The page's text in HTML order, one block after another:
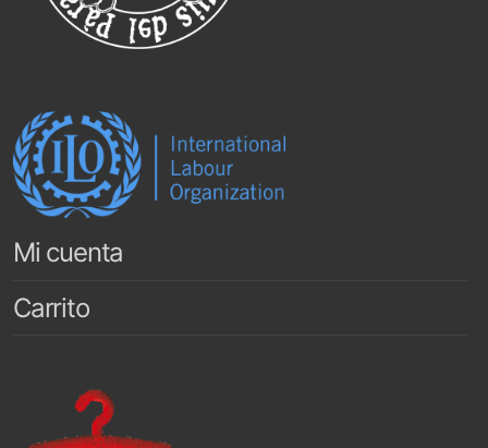
Mi cuenta
Carrito